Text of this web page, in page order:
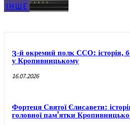
ІНШЕ
3-й окремий полк ССО: історія,
у Кропивницькому
16.07.2026
Фортеця Святої Єлисавети:
головної пам’ятки